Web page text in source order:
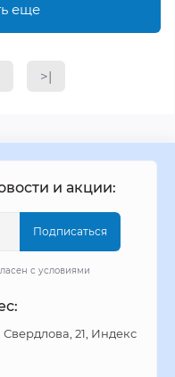
еще
>|
и акции:
Подписаться
с условиями
21, Индекс